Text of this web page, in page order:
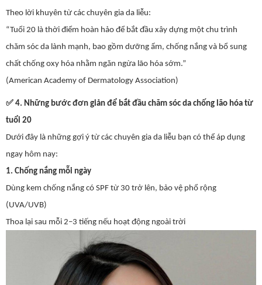
Theo lời khuyên từ các chuyên gia da liễu:
“Tuổi 20 là thời điểm hoàn hảo để bắt đầu xây dựng một chu trình
chăm sóc da lành mạnh, bao gồm dưỡng ẩm, chống nắng và bổ sung
chất chống oxy hóa nhằm ngăn ngừa lão hóa sớm.”
(American Academy of Dermatology Association)
✅ 4. Những bước đơn giản để bắt đầu chăm sóc da chống lão hóa từ
tuổi 20
Dưới đây là những gợi ý từ các chuyên gia da liễu bạn có thể áp dụng
ngay hôm nay:
1. Chống nắng mỗi ngày
Dùng kem chống nắng có SPF từ 30 trở lên, bảo vệ phổ rộng
(UVA/UVB)
Thoa lại sau mỗi 2–3 tiếng nếu hoạt động ngoài trời